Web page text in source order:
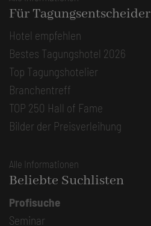
Für Tagungsentscheider
Hotel empfehlen
Bestes Tagungshotel 2026
Top Tagungshotelier
Branchentreff
TOP 250 Hall of Fame
Bilder der Preisverleihung
Alle Informationen
Beliebte Suchlisten
Profisuche
Seminar